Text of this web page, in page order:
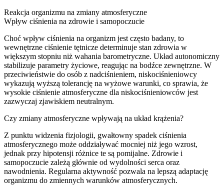
Reakcja organizmu na zmiany atmosferyczne
Wpływ ciśnienia na zdrowie i samopoczucie
Choć wpływ ciśnienia na organizm jest często badany, to
wewnętrzne ciśnienie tętnicze determinuje stan zdrowia w
większym stopniu niż wahania barometryczne. Układ autonomiczny
stabilizuje parametry życiowe, reagując na bodźce zewnętrzne. W
przeciwieństwie do osób z nadciśnieniem, niskociśnieniowcy
wykazują wyższą tolerancję na wyżowe warunki, co sprawia, że
wysokie ciśnienie atmosferyczne dla niskociśnieniowców jest
zazwyczaj zjawiskiem neutralnym.
Czy zmiany atmosferyczne wpływają na układ krążenia?
Z punktu widzenia fizjologii, gwałtowny spadek ciśnienia
atmosferycznego może oddziaływać mocniej niż jego wzrost,
jednak przy hipotensji różnice te są pomijalne. Zdrowie i
samopoczucie zależą głównie od wydolności serca oraz
nawodnienia. Regularna aktywność pozwala na lepszą adaptację
organizmu do zmiennych warunków atmosferycznych.